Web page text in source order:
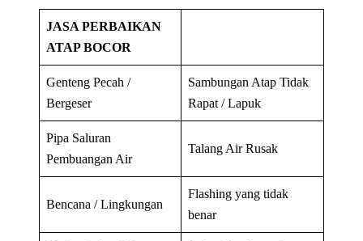
JASA PERBAIKAN
ATAP BOCOR
Genteng Pecah /
Bergeser
Sambungan Atap Tidak
Rapat / Lapuk
Pipa Saluran
Pembuangan Air
Talang Air Rusak
Bencana / Lingkungan
Flashing yang tidak
benar